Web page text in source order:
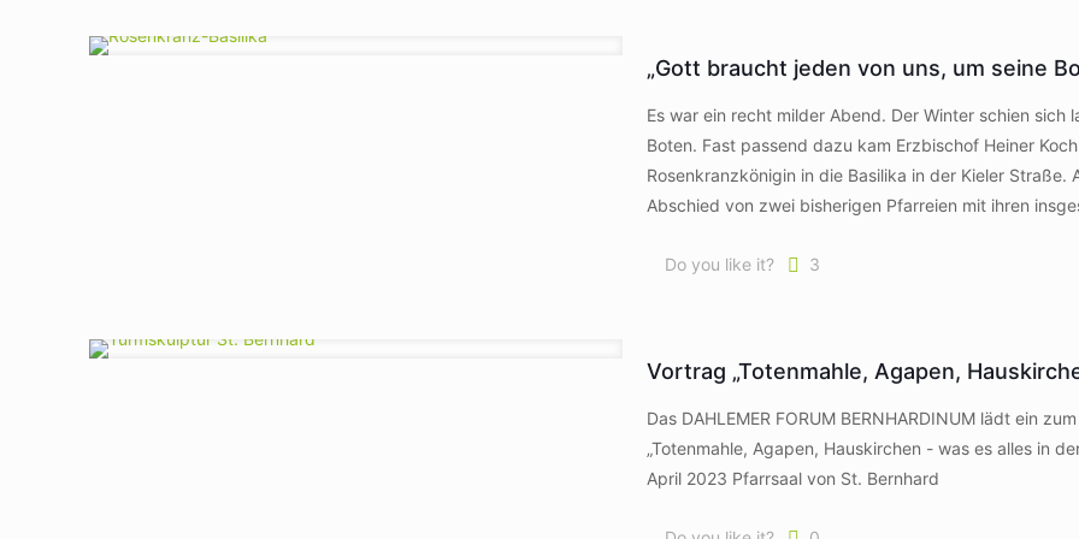
„Gott braucht jeden von uns, um seine
Es war ein recht milder Abend. Der Winter schien
Boten. Fast passend dazu kam Erzbischof Heiner
Rosenkranzkönigin in die Basilika in der Kieler
Abschied von zwei bisherigen Pfarreien mit ihren
Do you like it? 3
Vortrag „Totenmahle, Agapen,
Das DAHLEMER FORUM BERNHARDINUM lädt ein
„Totenmahle, Agapen, Hauskirchen - was es alles in
April 2023 Pfarrsaal von St. Bernhard